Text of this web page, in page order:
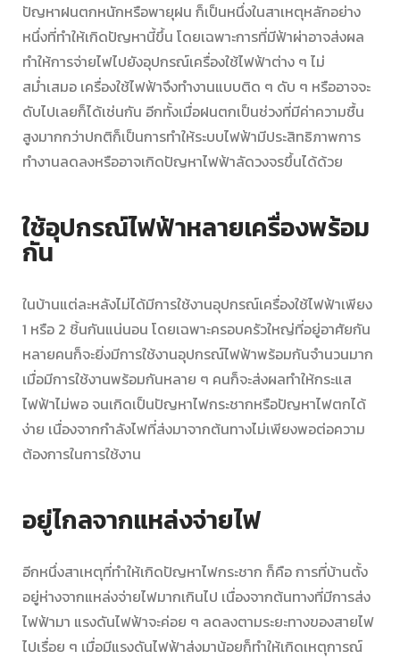
ปัญหาฝนตกหนักหรือพายุฝน ก็เป็นหนึ่งในสาเหตุหลักอย่าง
หนึ่งที่ทำให้เกิดปัญหานี้ขึ้น โดยเฉพาะการที่มีฟ้าผ่าอาจส่งผล
ทำให้การจ่ายไฟไปยังอุปกรณ์เครื่องใช้ไฟฟ้าต่าง ๆ ไม่
สม่ำเสมอ เครื่องใช้ไฟฟ้าจึงทำงานแบบติด ๆ ดับ ๆ หรืออาจจะ
ดับไปเลยก็ได้เช่นกัน อีกทั้งเมื่อฝนตกเป็นช่วงที่มีค่าความชื้น
สูงมากกว่าปกติก็เป็นการทำให้ระบบไฟฟ้ามีประสิทธิภาพการ
ทำงานลดลงหรืออาจเกิดปัญหาไฟฟ้าลัดวงจรขึ้นได้ด้วย
ใช้อุปกรณ์ไฟฟ้าหลายเครื่องพร้อม
กัน
ในบ้านแต่ละหลังไม่ได้มีการใช้งานอุปกรณ์เครื่องใช้ไฟฟ้าเพียง
1 หรือ 2 ชิ้นกันแน่นอน โดยเฉพาะครอบครัวใหญ่ที่อยู่อาศัยกัน
หลายคนก็จะยิ่งมีการใช้งานอุปกรณ์ไฟฟ้าพร้อมกันจำนวนมาก
เมื่อมีการใช้งานพร้อมกันหลาย ๆ คนก็จะส่งผลทำให้กระแส
ไฟฟ้าไม่พอ จนเกิดเป็นปัญหาไฟกระชากหรือปัญหาไฟตกได้
ง่าย เนื่องจากกำลังไฟที่ส่งมาจากต้นทางไม่เพียงพอต่อความ
ต้องการในการใช้งาน
อยู่ไกลจากแหล่งจ่ายไฟ
อีกหนึ่งสาเหตุที่ทำให้เกิดปัญหาไฟกระชาก ก็คือ การที่บ้านตั้ง
อยู่ห่างจากแหล่งจ่ายไฟมากเกินไป เนื่องจากต้นทางที่มีการส่ง
ไฟฟ้ามา แรงดันไฟฟ้าจะค่อย ๆ ลดลงตามระยะทางของสายไฟ
ไปเรื่อย ๆ เมื่อมีแรงดันไฟฟ้าส่งมาน้อยก็ทำให้เกิดเหตุการณ์